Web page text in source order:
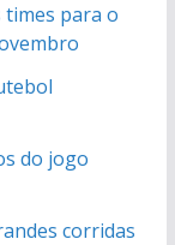
times para o
do jogo
corridas